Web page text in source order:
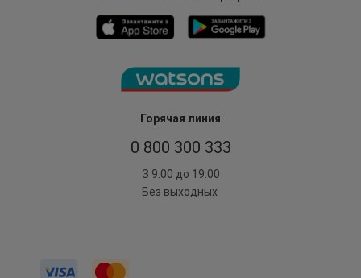
Горячая линия
0 800 300 333
З 9:00 до 19:00
Без выходных